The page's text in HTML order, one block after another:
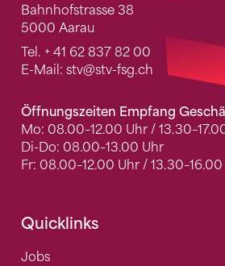
Bahnhofstrasse 38
5000 Aarau
Tel. + 41 62 837 82 00
E-Mail: stv@stv-fsg.ch
Öffnungszeiten Empfang
Mo: 08.00–12.00 Uhr /
Di-Do: 08.00–13.00 Uhr
Fr: 08.00–12.00 Uhr /
Quicklinks
Jobs